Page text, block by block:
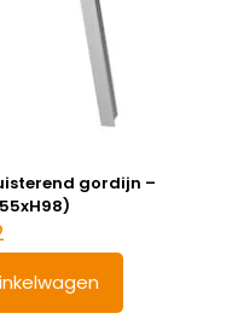
gordijn –